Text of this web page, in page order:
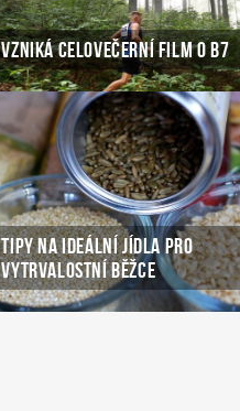
VZNIKÁ CELOVEČERNÍ FILM O B7
TIPY NA IDEÁLNÍ JÍDLA PRO
VYTRVALOSTNÍ BĚŽCE